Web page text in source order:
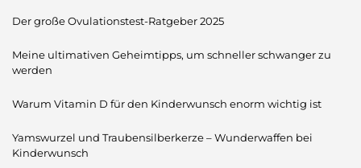
Der große Ovulationstest-Ratgeber 2025
Meine ultimativen Geheimtipps, um schneller schwanger zu
werden
Warum Vitamin D für den Kinderwunsch enorm wichtig ist
Yamswurzel und Traubensilberkerze – Wunderwaffen bei
Kinderwunsch